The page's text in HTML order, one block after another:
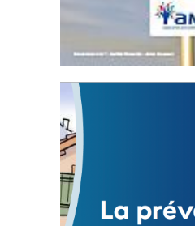
Statut de l’élu local
3 avril 2024
Mise à jour avril 2024
FEUILLETER